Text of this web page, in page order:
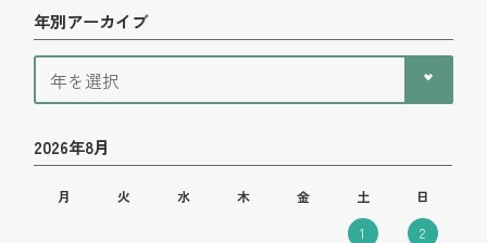
年別アーカイブ
2026年8月
月 火 水 木 金 土 日
1 2